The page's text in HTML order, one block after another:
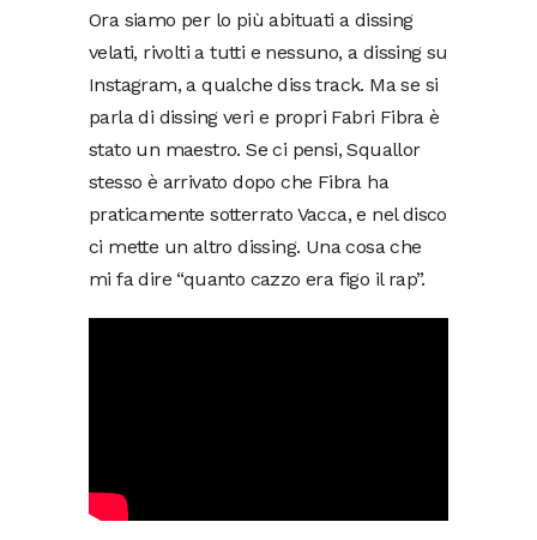
Ora siamo per lo più abituati a dissing
velati, rivolti a tutti e nessuno, a dissing su
Instagram, a qualche diss track. Ma se si
parla di dissing veri e propri Fabri Fibra è
stato un maestro. Se ci pensi, Squallor
stesso è arrivato dopo che Fibra ha
praticamente sotterrato Vacca, e nel disco
ci mette un altro dissing. Una cosa che
mi fa dire “quanto cazzo era figo il rap”.